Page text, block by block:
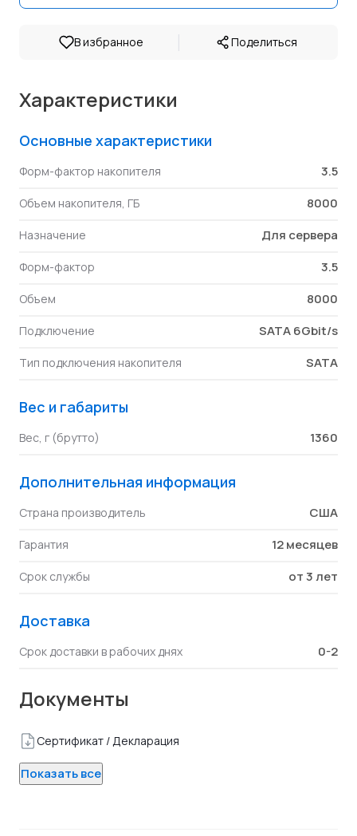
В избранное | Поделиться
Характеристики
Основные характеристики
Форм-фактор накопителя 3.5
Объем накопителя, ГБ 8000
Назначение Для сервера
Форм-фактор 3.5
Объем 8000
Подключение SATA 6Gbit/s
Тип подключения накопителя SATA
Вес и габариты
Вес, г (брутто) 1360
Дополнительная информация
Страна производитель США
Гарантия 12 месяцев
Срок службы от 3 лет
Доставка
Срок доставки в рабочих днях 0-2
Документы
Сертификат / Декларация
Показать все